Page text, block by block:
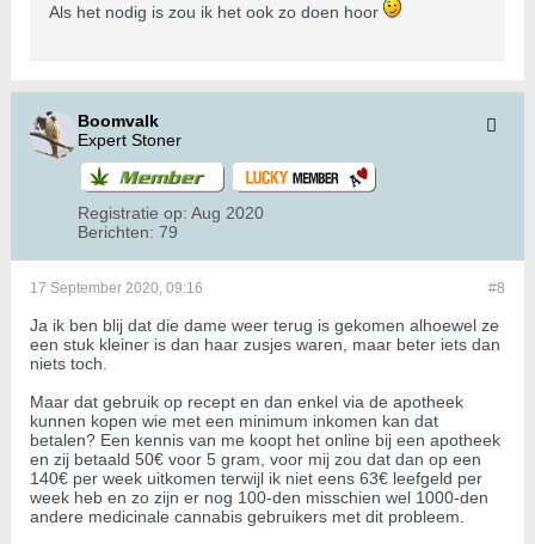
Als het nodig is zou ik het ook zo doen hoor
Boomvalk
Expert Stoner
Registratie op: Aug 2020
Berichten: 79
#8
17 September 2020, 09:16
Ja ik ben blij dat die dame weer terug is gekomen alhoewel ze
een stuk kleiner is dan haar zusjes waren, maar beter iets dan
niets toch.
Maar dat gebruik op recept en dan enkel via de apotheek
kunnen kopen wie met een minimum inkomen kan dat
betalen? Een kennis van me koopt het online bij een apotheek
en zij betaald 50€ voor 5 gram, voor mij zou dat dan op een
140€ per week uitkomen terwijl ik niet eens 63€ leefgeld per
week heb en zo zijn er nog 100-den misschien wel 1000-den
andere medicinale cannabis gebruikers met dit probleem.